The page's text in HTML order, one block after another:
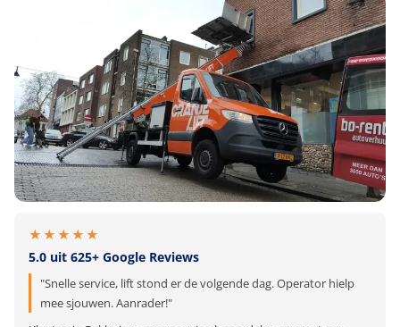
★★★★★
5.0 uit 625+ Google Reviews
"Snelle service, lift stond er de volgende dag. Operator hielp
mee sjouwen. Aanrader!"